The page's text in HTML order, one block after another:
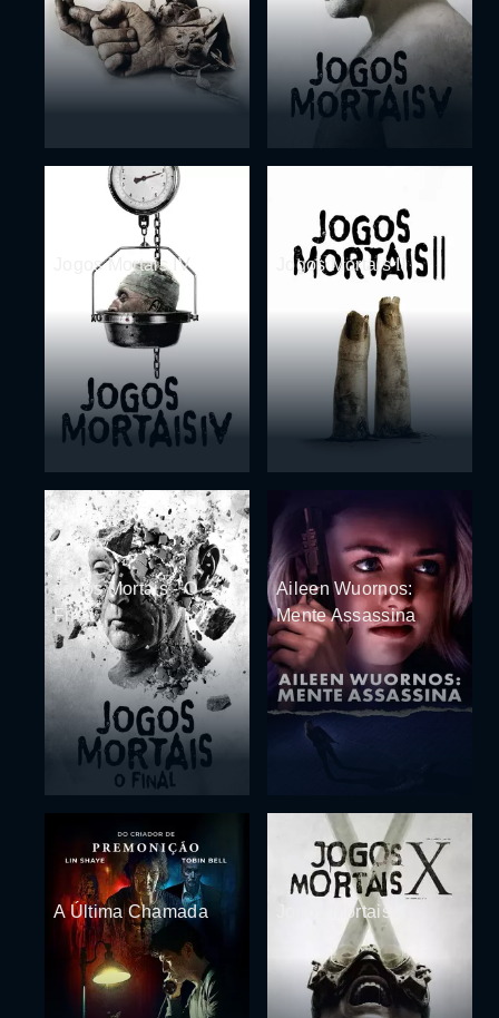
Jogos Mortais IV Jogos Mortais II
Jogos Mortais - O
Final
Aileen Wuornos:
Mente Assassina
A Última Chamada Jogos Mortais X